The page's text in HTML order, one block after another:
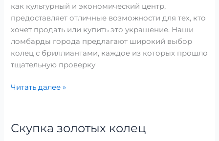
как культурный и экономический центр,
предоставляет отличные возможности для тех, кто
хочет продать или купить это украшение. Наши
ломбарды города предлагают широкий выбор
колец с бриллиантами, каждое из которых прошло
тщательную проверку
Читать далее »
Скупка золотых колец
Скупка